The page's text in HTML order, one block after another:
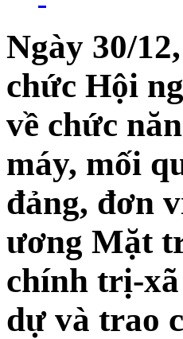
Ngày 30/
chức Hội
về chức
máy, mối
đảng, đơn
ương Mặt
chính trị-
dự và trao